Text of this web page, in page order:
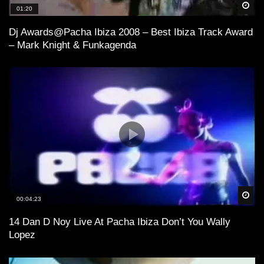
01:20
Dj Awards@Pacha Ibiza 2008 – Best Ibiza Track Award
– Mark Knight & Funkagenda
00:04:23
14 Dan D Noy Live At Pacha Ibiza Don’t You Wally
Lopez